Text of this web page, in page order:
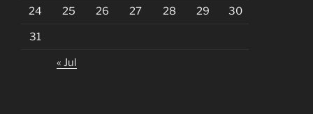
24 25 26 27 28 29 30
31
« Jul